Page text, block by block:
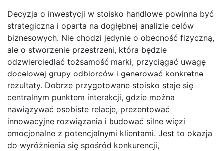
Decyzja o inwestycji w stoisko handlowe powinna być
strategiczna i oparta na dogłębnej analizie celów
biznesowych. Nie chodzi jedynie o obecność fizyczną,
ale o stworzenie przestrzeni, która będzie
odzwierciedlać tożsamość marki, przyciągać uwagę
docelowej grupy odbiorców i generować konkretne
rezultaty. Dobrze przygotowane stoisko staje się
centralnym punktem interakcji, gdzie można
nawiązywać osobiste relacje, prezentować
innowacyjne rozwiązania i budować silne więzi
emocjonalne z potencjalnymi klientami. Jest to okazja
do wyróżnienia się spośród konkurencji,